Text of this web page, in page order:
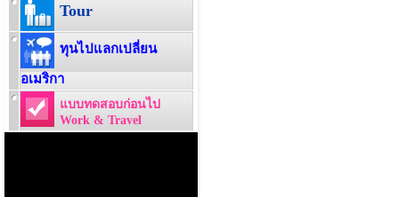
Tour
ทุนไปแลกเปลี่ยน
อเมริกา
แบบทดสอบก่อนไป
Work & Travel